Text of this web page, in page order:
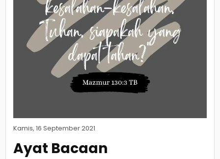
Kamis, 16 September 2021
Ayat Bacaan